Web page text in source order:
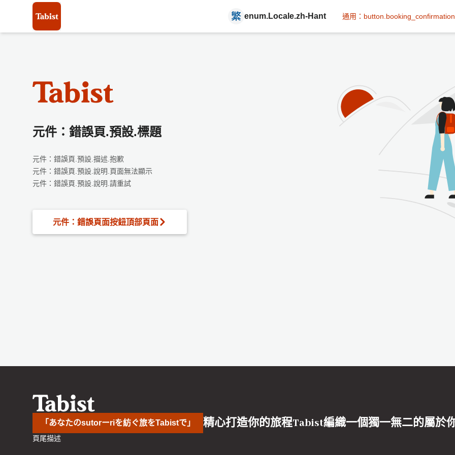
enum.Locale.zh-Hant 通用：button.booking_confirmation
元件：錯誤頁.預設.標題
元件：錯誤頁.預設.描述.抱歉
元件：錯誤頁.預設.說明.頁面無法顯示
元件：錯誤頁.預設.說明.請重試
元件：錯誤頁面按鈕頂部頁面
「あなたのsutorーriを紡ぐ旅をTabistで」 精心打造你的旅程Tabist編織一個獨一無二的屬於
頁尾描述